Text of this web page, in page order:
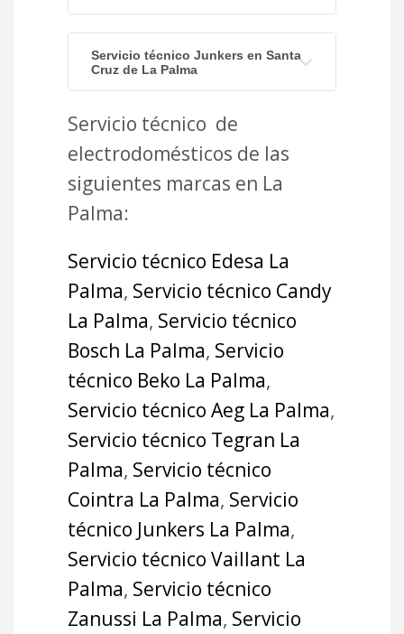
Servicio técnico Junkers en Santa
Cruz de La Palma
Servicio técnico de
electrodomésticos de las
siguientes marcas en La
Palma:
Servicio técnico Edesa La
Palma, Servicio técnico Candy
La Palma, Servicio técnico
Bosch La Palma, Servicio
técnico Beko La Palma,
Servicio técnico Aeg La Palma,
Servicio técnico Tegran La
Palma, Servicio técnico
Cointra La Palma, Servicio
técnico Junkers La Palma,
Servicio técnico Vaillant La
Palma, Servicio técnico
Zanussi La Palma, Servicio